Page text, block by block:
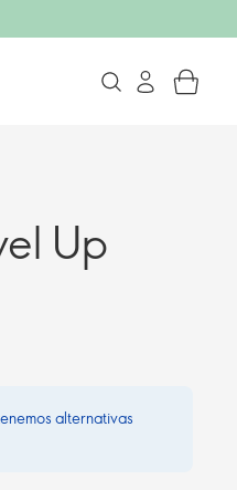
Up
alternativas